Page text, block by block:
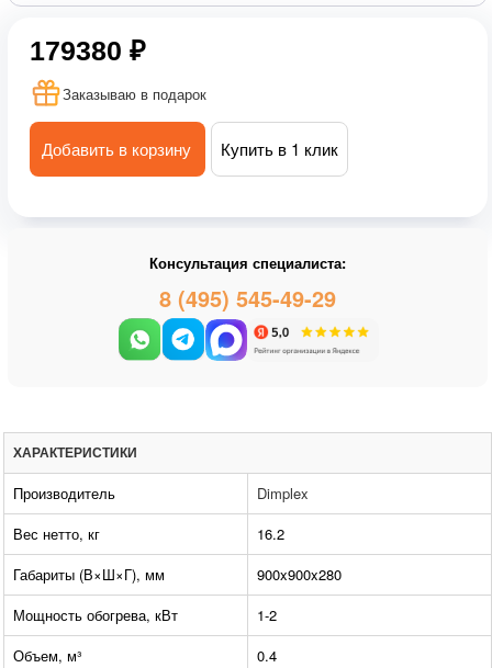
179380 ₽
Заказываю в подарок
Добавить в корзину Купить в 1 клик
Консультация специалиста:
8 (495) 545-49-29
ХАРАКТЕРИСТИКИ
Производитель
Dimplex
Вес нетто, кг
16.2
Габариты (В×Ш×Г), мм
900x900x280
Мощность обогрева, кВт
1-2
Объем, м³
0.4